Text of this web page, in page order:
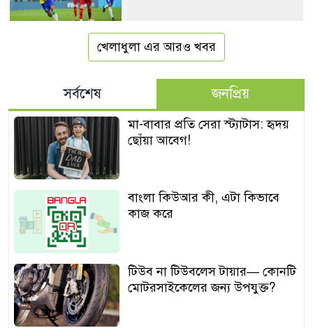
খেলাধুলা এর আরও খবর
সর্বশেষ জনপ্রিয়
মা-বাবার প্রতি সেরা স্ট্যাটাস: হৃদয়
ছোঁয়া আবেগ!
বাংলা কিউআর কী, এটা কিভাবে
কাজ করে
টিউব না টিউবলেস টায়ার— কোনটি
মোটরসাইকেলের জন্য উপযুক্ত?